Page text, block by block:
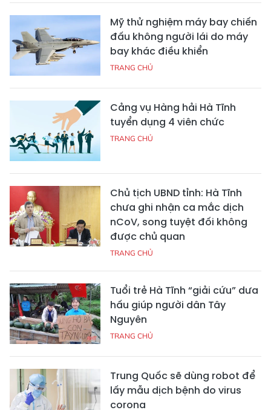
Mỹ thử nghiệm máy bay chiến
đấu không người lái do máy
bay khác điều khiển
TRANG CHỦ
Cảng vụ Hàng hải Hà Tĩnh
tuyển dụng 4 viên chức
TRANG CHỦ
Chủ tịch UBND tỉnh: Hà Tĩnh
chưa ghi nhận ca mắc dịch
nCoV, song tuyệt đối không
được chủ quan
TRANG CHỦ
Tuổi trẻ Hà Tĩnh “giải cứu” dưa
hấu giúp người dân Tây
Nguyên
TRANG CHỦ
Trung Quốc sẽ dùng robot để
lấy mẫu dịch bệnh do virus
corona